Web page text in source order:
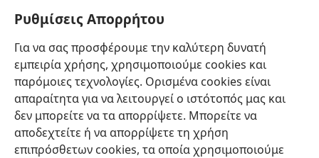
Ρυθμίσεις Απορρήτου
Για να σας προσφέρουμε την καλύτερη δυνατή
εμπειρία χρήσης, χρησιμοποιούμε cookies και
παρόμοιες τεχνολογίες. Ορισμένα cookies είναι
απαραίτητα για να λειτουργεί ο ιστότοπός μας και
δεν μπορείτε να τα απορρίψετε. Μπορείτε να
αποδεχτείτε ή να απορρίψετε τη χρήση
επιπρόσθετων cookies, τα οποία χρησιμοποιούμε
Αναιμίας
Χωρίς
Μετάγγιση
Αίματος
σε
Χειρουργικούς
Ασθενείς
μπορούν να ληφθούν υπόψη. Αποτελεί ευθύνη του κάθε επαγγελματία στον
τομέα της υγειονομικής περίθαλψης να είναι ενήμερος για τυχόν νέες
παίρνει αποφάσεις που συμφωνούν με την ιατρική του κατάσταση, τις
επιθυμίες του, τις αξίες του και τις πεποιθήσεις του. Δεν είναι όλες οι μέθοδοι
που εμφανίζονται εδώ κατάλληλες ή αποδεκτές από όλους τους ασθενείς.
Ασθενείς: Να ζητάτε πάντα τη συμβουλή του γιατρού σας ή κάποιου άλλου
επαγγελματία στον τομέα της υγειονομικής περίθαλψης όσον αφορά τις
ιατρικές παθήσεις ή θεραπείες. Απευθυνθείτε σε κάποιον γιατρό αν νιώθετε
άρρωστοι.
Η χρήση αυτού του ιστοτόπου διέπεται από όρους χρήσης .